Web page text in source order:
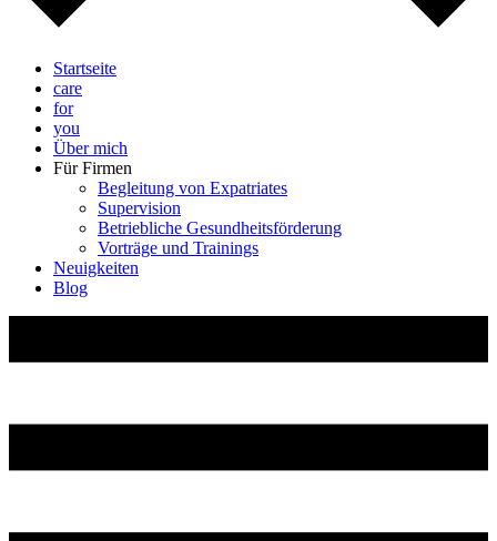
Startseite
care
for
you
Über mich
Für Firmen
Begleitung von Expatriates
Supervision
Betriebliche Gesundheitsförderung
Vorträge und Trainings
Neuigkeiten
Blog